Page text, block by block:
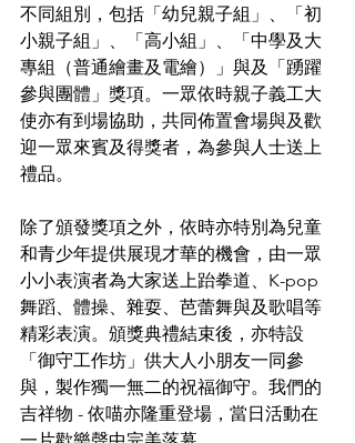
不同組別，包括「幼兒親子組」、「初
小親子組」、「高小組」、「中學及大
專組（普通繪畫及電繪）」與及「踴躍
參與團體」獎項。一眾依時親子義工大
使亦有到場協助，共同佈置會場與及歡
迎一眾來賓及得獎者，為參與人士送上
禮品。
除了頒發獎項之外，依時亦特別為兒童
和青少年提供展現才華的機會，由一眾
小小表演者為大家送上跆拳道、K-pop
舞蹈、體操、雜耍、芭蕾舞與及歌唱等
精彩表演。頒獎典禮結束後，亦特設
「御守工作坊」供大人小朋友一同參
與，製作獨一無二的祝福御守。我們的
吉祥物 - 依喵亦隆重登場，當日活動在